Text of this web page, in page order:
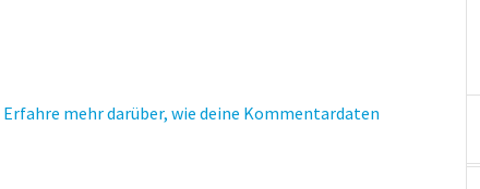
Erfahre mehr darüber, wie deine Kommentardaten